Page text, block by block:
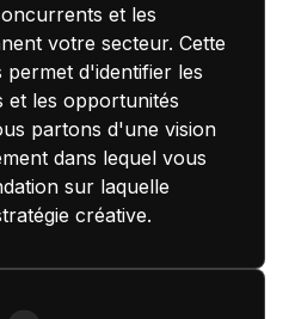
et les
votre secteur. Cette
permet d'identifier les
et les opportunités
partons d'une vision
dans lequel vous
sur laquelle
créative.